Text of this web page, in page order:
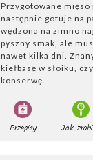
Przygotowane mięso
następnie gotuje na
wędzona na zimno
pyszny smak, ale
nawet kilka dni.
kiełbasę w słoiku,
konserwę.
Przepisy Jak